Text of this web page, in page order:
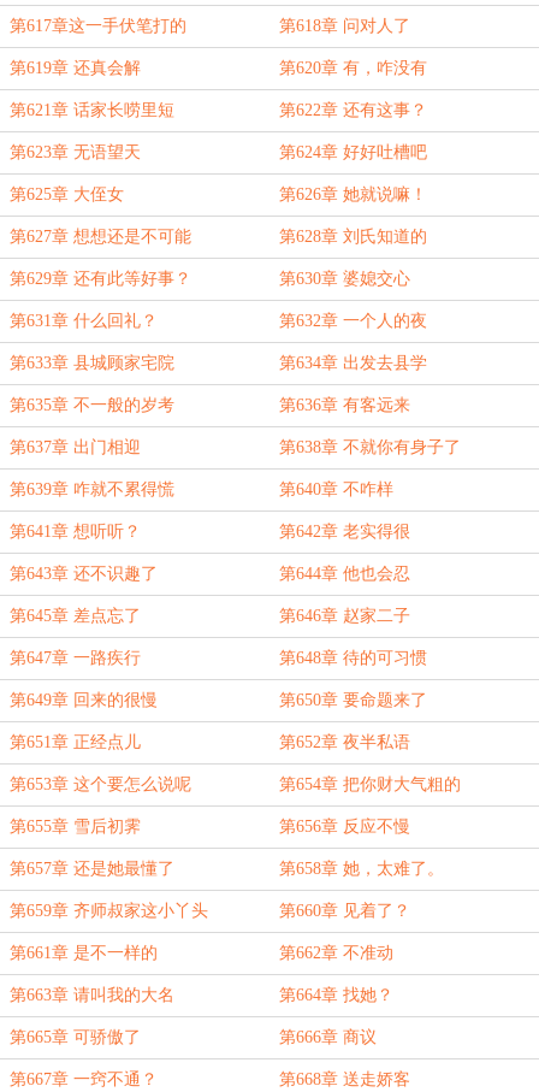
第617章这一手伏笔打的 第618章 问对人了
第619章 还真会解 第620章 有，咋没有
第621章 话家长唠里短 第622章 还有这事？
第623章 无语望天 第624章 好好吐槽吧
第625章 大侄女 第626章 她就说嘛！
第627章 想想还是不可能 第628章 刘氏知道的
第629章 还有此等好事？ 第630章 婆媳交心
第631章 什么回礼？ 第632章 一个人的夜
第633章 县城顾家宅院 第634章 出发去县学
第635章 不一般的岁考 第636章 有客远来
第637章 出门相迎 第638章 不就你有身子了
第639章 咋就不累得慌 第640章 不咋样
第641章 想听听？ 第642章 老实得很
第643章 还不识趣了 第644章 他也会忍
第645章 差点忘了 第646章 赵家二子
第647章 一路疾行 第648章 待的可习惯
第649章 回来的很慢 第650章 要命题来了
第651章 正经点儿 第652章 夜半私语
第653章 这个要怎么说呢 第654章 把你财大气粗的
第655章 雪后初霁 第656章 反应不慢
第657章 还是她最懂了 第658章 她，太难了。
第659章 齐师叔家这小丫头 第660章 见着了？
第661章 是不一样的 第662章 不准动
第663章 请叫我的大名 第664章 找她？
第665章 可骄傲了 第666章 商议
第667章 一窍不通？ 第668章 送走娇客